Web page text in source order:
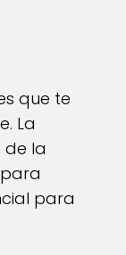
que te
La
de la
para